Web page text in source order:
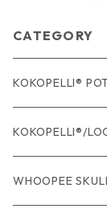
CATEGORY
KOKOPELLI®
KOKOPELLI®/
USA Fabric
WHOOPEE